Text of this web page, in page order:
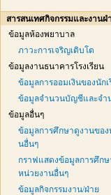
สารสนเทศกิจกรรมและงานฝ่
ข้อมูลห้องพยาบาล
ภาวะการเจริญเติบโต
ข้อมูลงานธนาคารโรงเรียน
ข้อมูลการออมเงินของนักเ
ข้อมูลจำนวนบัญชีและจำ
ข้อมูลอื่นๆ
ข้อมูลการศึกษาดูงานของ
นอื่นๆ
กราฟแสดงข้อมูลการศึกษ
หน่วยงานอื่นๆ
ข้อมูลกิจกรรมงาน/ฝ่าย